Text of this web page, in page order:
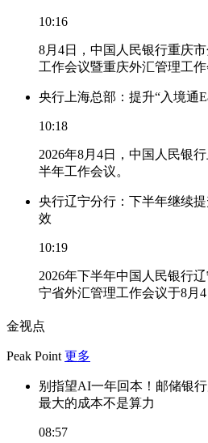
10:16
8月4日，中国人民银行重庆
工作会议暨重庆外汇管理工作
央行上海总部：提升“入境通
10:18
2026年8月4日，中国人民银
半年工作会议。
央行辽宁分行：下半年继续
效
10:19
2026年下半年中国人民银行
宁省外汇管理工作会议于8月4
金视点
Peak Point 更多
别指望AI一年回本！邮储银
最大的成本不是算力
08:57